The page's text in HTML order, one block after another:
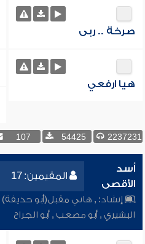
صرخة .. ربى
هيا ارفعي
2237231
54425
107
المقيمين: 17
أسد
الأقصى
إنشاد: , هاني مقبل(أبو حذيفة)
البشيري ,أبو مصعب ,أبو الجراح